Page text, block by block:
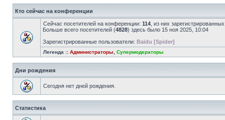
Кто сейчас на конференции
Сейчас посетителей на конференции: 114 , из них
Больше всего посетителей (4828) здесь было 15 ноя 2025, 10:04
Зарегистрированные пользователи: Baidu [Spider]
Легенда :: Администраторы Супермодераторы
Дни рождения
Сегодня нет дней рождения.
Статистика